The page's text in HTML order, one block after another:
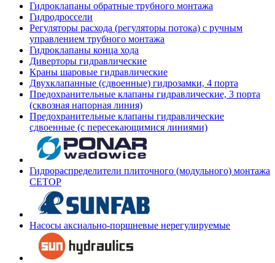
Гидроклапаны обратные трубного монтажа
Гидродроссели
Регуляторы расхода (регуляторы потока) с ручным
управлением трубного монтажа
Гидроклапаны конца хода
Диверторы гидравлические
Краны шаровые гидравлические
Двухклапанные (сдвоенные) гидрозамки, 4 порта
Предохранительные клапаны гидравлические, 3 порта
(сквозная напорная линия)
Предохранительные клапаны гидравлические
сдвоенные (с пересекающимися линиями)
Гидрораспределители плиточного (модульного) монтажа
СЕТОР
Насосы аксиально-поршневые нерегулируемые